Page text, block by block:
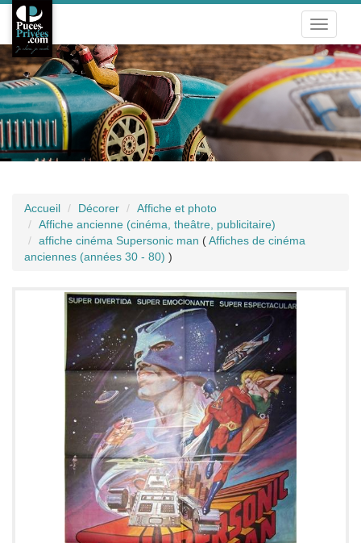
Toggle
Accueil Décorer
Affiche et photo
Affiche ancienne (cinéma, theâtre, publicitaire)
affiche cinéma Supersonic man (Affiches de cinéma
anciennes (années 30 - 80) )